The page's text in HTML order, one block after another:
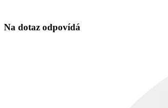
Na dotaz odpovídá